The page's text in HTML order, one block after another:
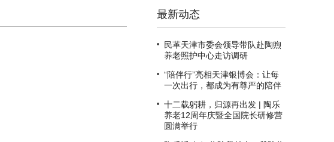
最新动态
民革天津市委会领导带队赴陶煦
养老照护中心走访调研
“陪伴行”亮相天津银博会：让每
一次出行，都成为有尊严的陪伴
十二载躬耕，归源再出发 | 陶乐
养老12周年庆暨全国院长研修营
圆满举行